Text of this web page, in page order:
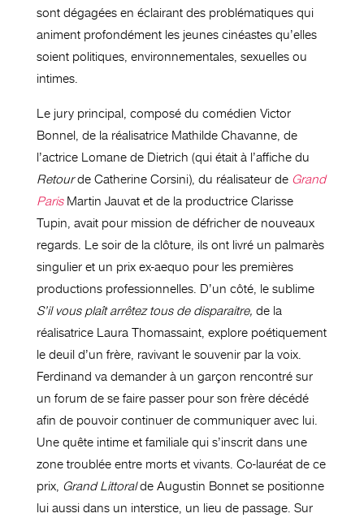
sont dégagées en éclairant des problématiques qui
animent profondément les jeunes cinéastes qu’elles
soient politiques, environnementales, sexuelles ou
intimes.
Le jury principal, composé du comédien Victor
Bonnel, de la réalisatrice Mathilde Chavanne, de
l’actrice Lomane de Dietrich (qui était à l’affiche du
Retourde Catherine Corsini), du réalisateur deGrand
ParisMartin Jauvat et de la productrice Clarisse
Tupin, avait pour mission de défricher de nouveaux
regards. Le soir de la clôture, ils ont livré un palmarès
singulier et un prix ex-aequo pour les premières
productions professionnelles. D’un côté, le sublime
S’il vous plaît arrêtez tous de disparaitre, de la
réalisatrice Laura Thomassaint, explore poétiquement
le deuil d’un frère, ravivant le souvenir par la voix.
Ferdinand va demander à un garçon rencontré sur
un forum de se faire passer pour son frère décédé
afin de pouvoir continuer de communiquer avec lui.
Une quête intime et familiale qui s’inscrit dans une
zone troublée entre morts et vivants. Co-lauréat de ce
prix, Grand Littoralde Augustin Bonnet se positionne
lui aussi dans un interstice, un lieu de passage. Sur